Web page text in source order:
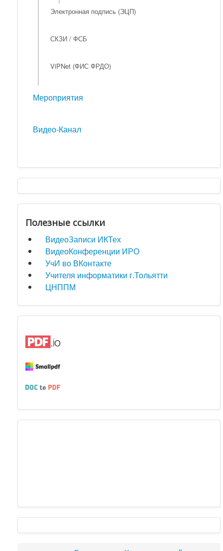
Электронная подпись (ЭЦП)
СКЗИ / ФСБ
ViPNet (ФИС ФРДО)
Мероприятия
Видео-Канал
Полезные ссылки
ВидеоЗаписи ИКТех
ВидеоКонференции ИРО
УчИ во ВКонтакте
Учителя информатики г.Тольятти
ЦНППМ